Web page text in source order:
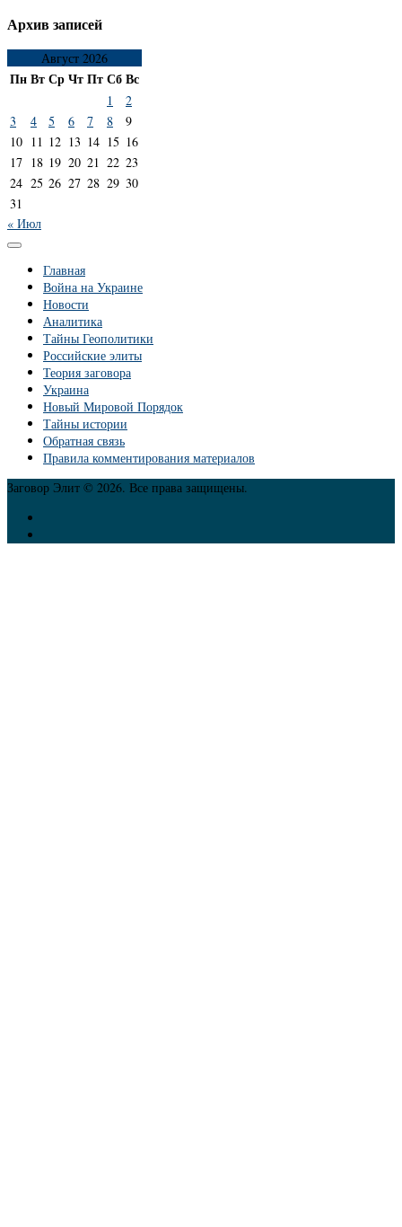
Архив записей
Август 2026
ПнВтСрЧтПтСбВс
1
2
3
4 5 6 7 8
9
10 11 12 13 14 15 16
17 18 19 20 21 22 23
24 25 26 27 28 29 30
31
« Июл
Главная
Война на Украине
Новости
Аналитика
Тайны Геополитики
Российские элиты
Теория заговора
Украина
Новый Мировой Порядок
Тайны истории
Обратная связь
Правила комментирования материалов
Заговор Элит © 2026. Все права защищены.